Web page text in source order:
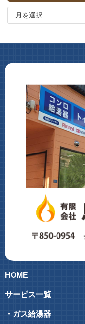
HOME
サービス一覧
・ガス給湯器